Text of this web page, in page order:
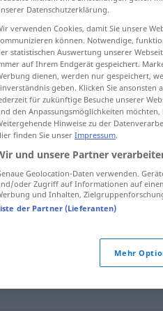
antippen)
unempfindlich
Datenschutzerklärung.
verwenden Cookies, damit Sie unsere
können. Notwendige,
statistischen Auswertung unserer
auf Ihrem Endgerät gespeichert.
dienen, werden nur gespeichert,
geben. Klicken Sie
für zukünftige Besuche unserer
den Anpassungsmöglichkeiten
Hinweise zu der
finden Sie unser Impressum.
und unsere Partner
Geolocation-Daten verwenden.
oder Zugriff auf Informationen auf
und Inhalten,
der Partner (Lieferanten)
Mehr